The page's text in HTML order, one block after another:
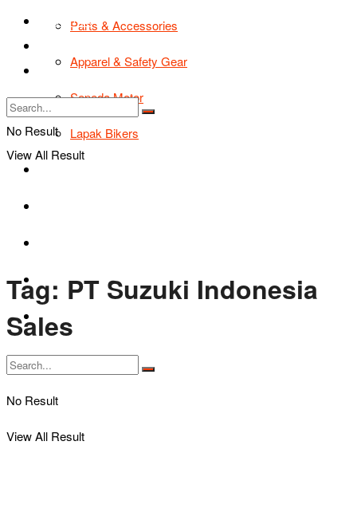
Parts & Accessories
Apparel & Safety Gear
Sepeda Motor
Lapak Bikers
Bikers Cars
Tentang Kami
No Result
View All Result
TIPS & TRIK
Tentang Kami
No Result
View All Result
Tag: PT Suzuki Indonesia
Sales